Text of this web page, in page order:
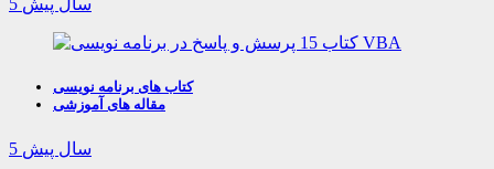
5 سال پیش
کتاب های برنامه نویسی
مقاله های آموزشی
5 سال پیش